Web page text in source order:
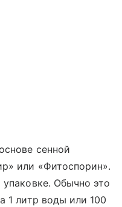
сенной
или «Фитоспорин».
Обычно это
1 литр воды или 100